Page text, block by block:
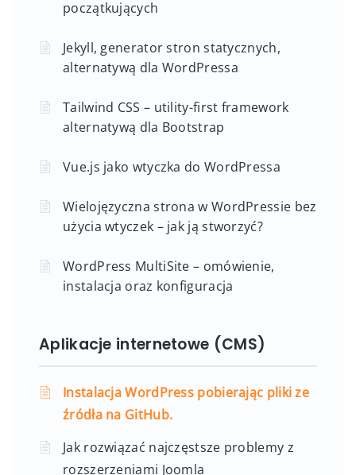
początkujących
Jekyll, generator stron statycznych,
alternatywą dla WordPressa
Tailwind CSS – utility-first framework
alternatywą dla Bootstrap
Vue.js jako wtyczka do WordPressa
Wielojęzyczna strona w WordPressie bez
użycia wtyczek – jak ją stworzyć?
WordPress MultiSite – omówienie,
instalacja oraz konfiguracja
Aplikacje internetowe (CMS)
Instalacja WordPress pobierając pliki ze
źródła na GitHub.
Jak rozwiązać najczęstsze problemy z
rozszerzeniami Joomla